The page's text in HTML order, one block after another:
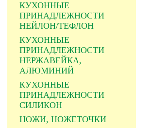
КУХОННЫЕ
ПРИНАДЛЕЖНОСТИ
НЕЙЛОН/ТЕФЛОН
КУХОННЫЕ
ПРИНАДЛЕЖНОСТИ
НЕРЖАВЕЙКА,
АЛЮМИНИЙ
КУХОННЫЕ
ПРИНАДЛЕЖНОСТИ
СИЛИКОН
НОЖИ, НОЖЕТОЧКИ